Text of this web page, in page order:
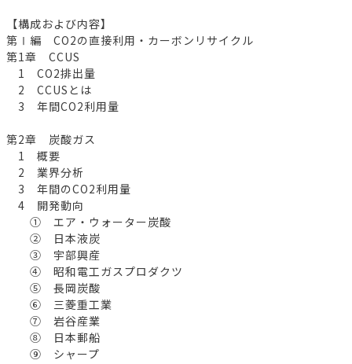
【構成および内容】
第Ⅰ編 CO2の直接利用・カーボンリサイクル
第1章 CCUS
1 CO2排出量
2 CCUSとは
3 年間CO2利用量
第2章 炭酸ガス
1 概要
2 業界分析
3 年間のCO2利用量
4 開発動向
① エア・ウォーター炭酸
② 日本液炭
③ 宇部興産
④ 昭和電工ガスプロダクツ
⑤ 長岡炭酸
⑥ 三菱重工業
⑦ 岩谷産業
⑧ 日本郵船
⑨ シャープ